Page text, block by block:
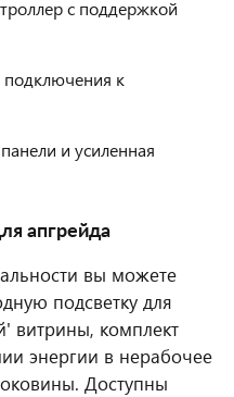
с поддержкой
подключения к
и усиленная
апгрейда
вы можете
подсветку для
витрины, комплект
энергии в нерабочее
Доступны